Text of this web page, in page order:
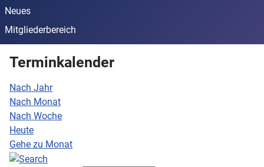
Neues
Mitgliederbereich
Terminkalender
Nach Jahr
Nach Monat
Nach Woche
Heute
Gehe zu Monat